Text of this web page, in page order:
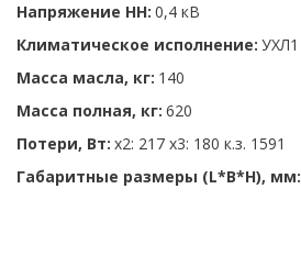
Напряжение НН: 0,4 кВ
Климатическое исполнение: УХЛ1
Масса масла, кг: 140
Масса полная, кг: 620
Потери, Вт: х2: 217 х3: 180 к.з. 1591
Габаритные размеры (L*B*H), мм: